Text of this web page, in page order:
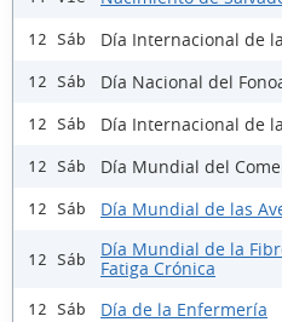
12 Sáb Día Internacional de
12 Sáb Día Nacional del
12 Sáb Día Internacional de
12 Sáb Día Mundial del
12 Sáb Día Mundial de las
12 Sáb
Día Mundial de la
Fatiga Crónica
12 Sáb Día de la Enfermería